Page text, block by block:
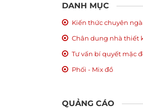
DANH MỤC
Kiến thức chuyên
Chân dung nhà thiết
Tư vấn bí quyết mặc
Phối - Mix đồ
QUẢNG CÁO